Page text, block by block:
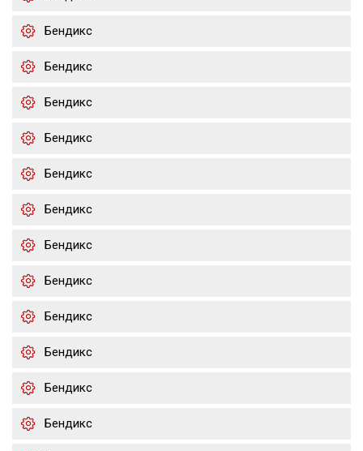
Бендикс
Бендикс
Бендикс
Бендикс
Бендикс
Бендикс
Бендикс
Бендикс
Бендикс
Бендикс
Бендикс
Бендикс